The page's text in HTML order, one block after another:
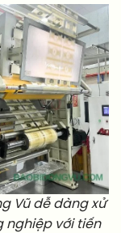
Vũ dễ dàng xử
nghiệp với tiến